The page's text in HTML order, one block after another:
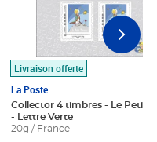
Livraison offerte
La Poste
Collector 4 timbres - Le Petit
- Lettre Verte
20g / France